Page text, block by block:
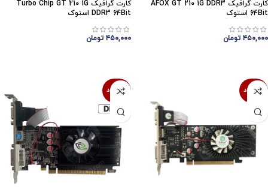
کارت گرافیک AFOX GT 210 1G DDR3
64Bit استوک
۴۵۰,۰۰۰ تومان
کارت گرافیک Turbo Chip GT 210 1G
DDR3 64Bit استوک
۴۵۰,۰۰۰ تومان
ناموجود ناموجود